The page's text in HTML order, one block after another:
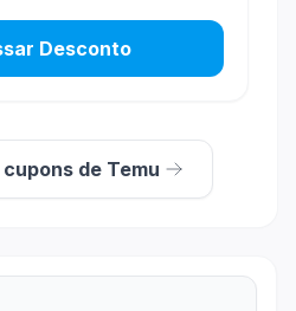
Desconto
de Temu